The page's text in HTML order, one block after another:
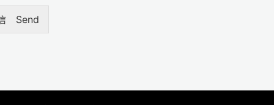
Send